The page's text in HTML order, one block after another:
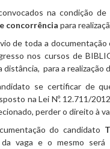
na condição de
concorrência para
de toda a
nos cursos de
para a
se certificar de
na Lei Nº. 12.711/
perder o direito à
do candidato
vaga e o mesmo